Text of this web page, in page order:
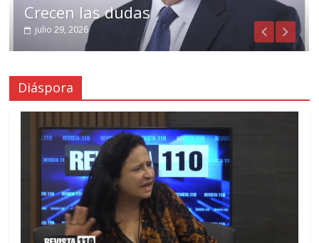
Crecen las dudas
julio 29, 2026
Diáspora